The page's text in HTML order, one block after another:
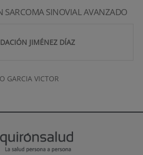
SARCOMA SINOVIAL AVANZADO
JIMÉNEZ DÍAZ
GARCIA VICTOR